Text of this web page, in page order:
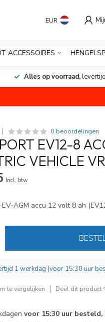
EUR
ACCESSOIRES
Alles op voorraad,levertijd
0 beoordelingen
EV12-8
VEHICLE
Incl. btw
EV-AGM accu 12 volt 8 ah
1 werkdag (voor 15:30 uur
te vergelijken Deel dit product
voor 15:30 uur besteld,